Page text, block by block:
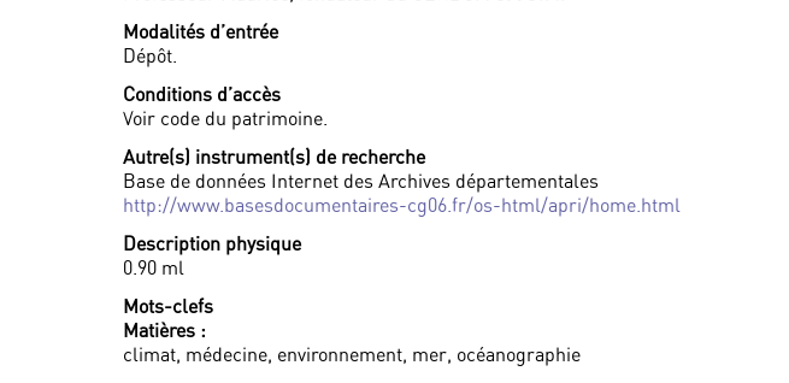
Modalités d’entrée
Dépôt.
Conditions d’accès
Voir code du patrimoine.
Autre(s) instrument(s) de recherche
Base de données Internet des Archives départementales
http://www.basesdocumentaires-cg06.fr/os-html/apri/home.html
Description physique
0.90 ml
Mots-clefs
Matières :
climat, médecine, environnement, mer, océanographie